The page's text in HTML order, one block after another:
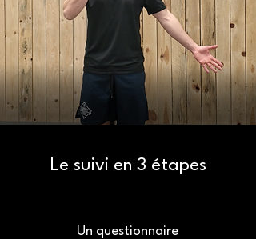
Le suivi en 3 étapes
Un questionnaire